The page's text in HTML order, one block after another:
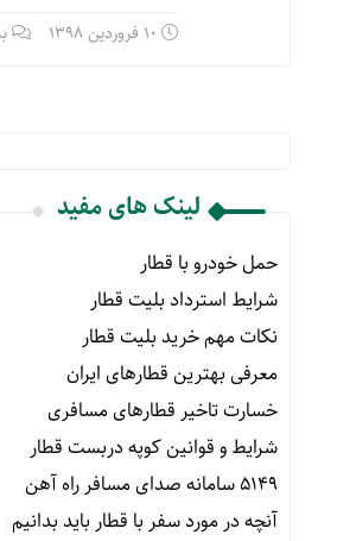
10 فروردین 1398
لینک های مفید
حمل خودرو با قطار
شرایط استرداد بلیت قطار
نکات مهم خرید بلیت قطار
معرفی بهترین قطارهای ایران
خسارت تاخیر قطارهای مسافری
شرایط و قوانین کوپه دربست قطار
۵۱۴۹ سامانه صدای مسافر راه آهن
آنچه در مورد سفر با قطار باید بدانیم